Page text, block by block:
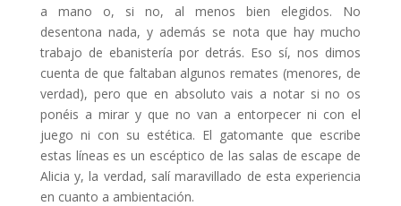
a mano o, si no, al menos bien elegidos. No
desentona nada, y además se nota que hay mucho
trabajo de ebanistería por detrás. Eso sí, nos dimos
cuenta de que faltaban algunos remates (menores, de
verdad), pero que en absoluto vais a notar si no os
ponéis a mirar y que no van a entorpecer ni con el
juego ni con su estética. El gatomante que escribe
estas líneas es un escéptico de las salas de escape de
Alicia y, la verdad, salí maravillado de esta experiencia
en cuanto a ambientación.